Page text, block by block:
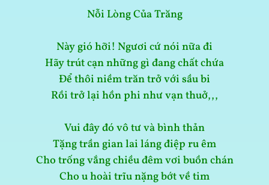
Nỗi Lòng Của Trăng
Này gió hỡi! Ngươi cứ nói nữa đi
Hãy trút cạn những gì đang chất chứa
Để thôi niềm trăn trở với sầu bi
Rồi trở lại hồn phi như vạn thuở,,,
Vui đây đó vô tư và bình thản
Tặng trần gian lai láng điệp ru êm
Cho trống vắng chiều đêm vơi buồn chán
Cho u hoài trĩu nặng bớt về tim